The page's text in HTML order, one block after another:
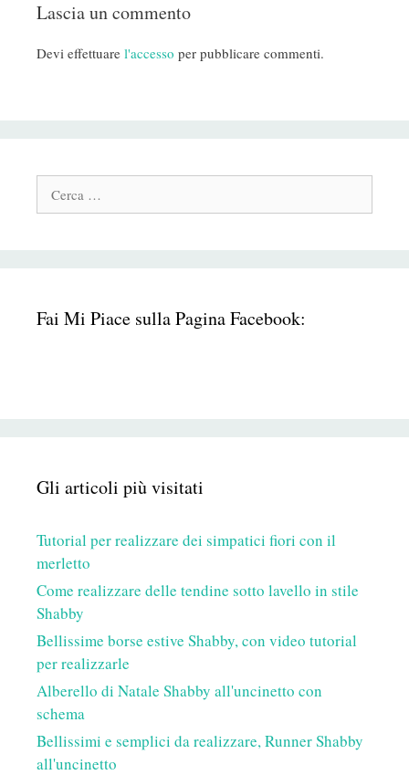
Lascia un commento
Devi effettuare l'accesso per pubblicare commenti.
Cerca:
Fai Mi Piace sulla Pagina Facebook:
Gli articoli più visitati
Tutorial per realizzare dei simpatici fiori con il
merletto
Come realizzare delle tendine sotto lavello in stile
Shabby
Bellissime borse estive Shabby, con video tutorial
per realizzarle
Alberello di Natale Shabby all'uncinetto con
schema
Bellissimi e semplici da realizzare, Runner Shabby
all'uncinetto